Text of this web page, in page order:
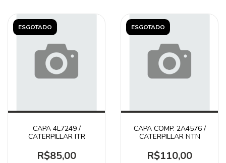
ESGOTADO
CAPA 4L7249 /
CATERPILLAR ITR
R$85,00
ESGOTADO
CAPA COMP. 2A4576 /
CATERPILLAR NTN
R$110,00